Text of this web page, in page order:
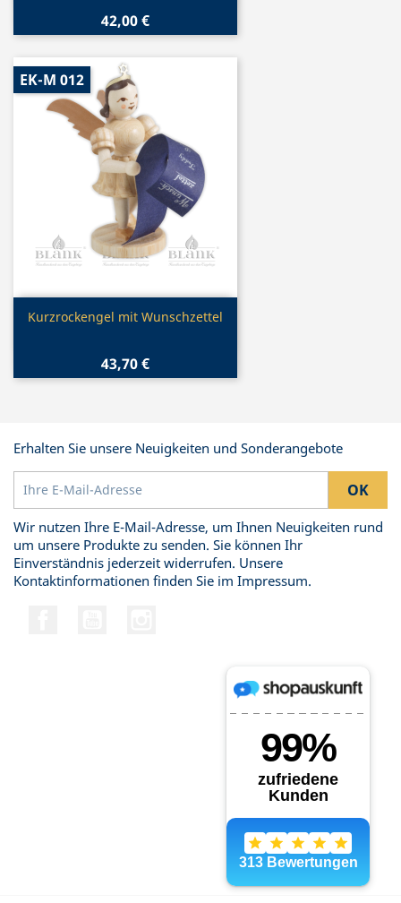
42,00 €
Vorschau
Kurzrockengel mit Wunschzettel
43,70 €
EK-M 012
Erhalten Sie unsere Neuigkeiten und Sonderangebote
Wir nutzen Ihre E-Mail-Adresse, um Ihnen Neuigkeiten rund
um unsere Produkte zu senden. Sie können Ihr
Einverständnis jederzeit widerrufen. Unsere
Kontaktinformationen finden Sie im Impressum.